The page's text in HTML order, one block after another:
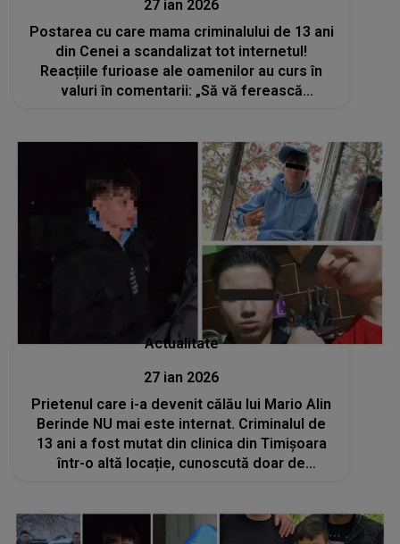
27 ian 2026
Postarea cu care mama criminalului de 13 ani
din Cenei a scandalizat tot internetul!
Reacțiile furioase ale oamenilor au curs în
valuri în comentarii: „Să vă ferească
Actualitate
27 ian 2026
Prietenul care i-a devenit călău lui Mario Alin
Berinde NU mai este internat. Criminalul de
13 ani a fost mutat din clinica din Timișoara
într-o altă locație, cunoscută doar de